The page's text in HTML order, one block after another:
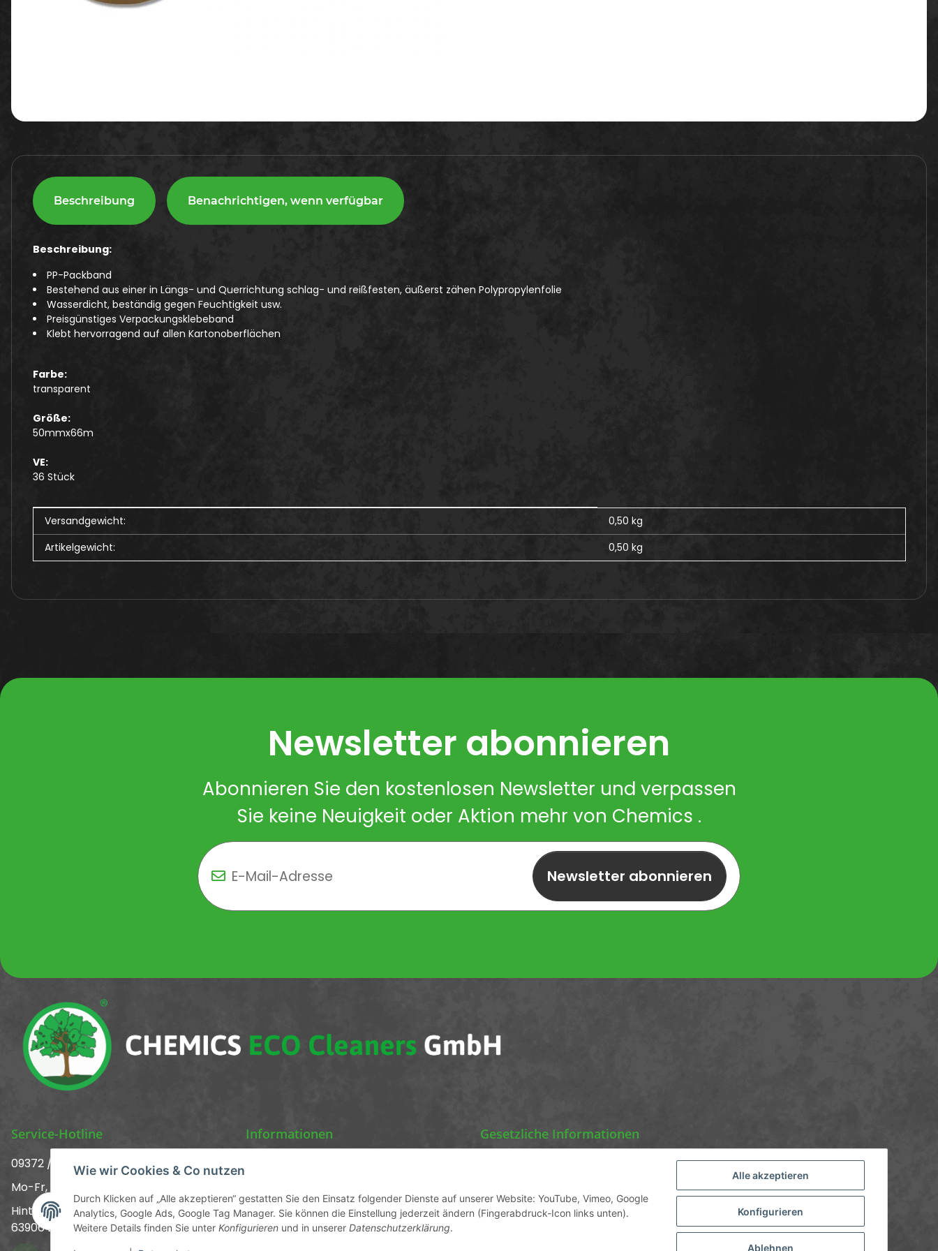
Alle akzeptieren
Konfigurieren
Ablehnen
Wie wir Cookies & Co nutzen
Durch Klicken auf „Alle akzeptieren“ gestatten Sie den Einsatz folgender Dienste auf unserer Website: YouTube, Vimeo, Google
Analytics, Google Ads, Google Tag Manager. Sie können die Einstellung jederzeit ändern (Fingerabdruck-Icon links unten).
Weitere Details finden Sie unter Konfigurieren und in unserer Datenschutzerklärung.
Beschreibung Benachrichtigen, wenn verfügbar
Beschreibung:
PP-Packband
Bestehend aus einer in Längs- und Querrichtung schlag- und reißfesten, äußerst zähen Polypropylenfolie
Wasserdicht, beständig gegen Feuchtigkeit usw.
Preisgünstiges Verpackungsklebeband
Klebt hervorragend auf allen Kartonoberflächen
Farbe:
transparent
Größe:
50mmx66m
VE:
36 Stück
Produkteigenschaft
Wert
Versandgewicht:
0,50 kg
Artikelgewicht:
0,50 kg
Newsletter abonnieren
Abonnieren Sie den kostenlosen Newsletter und verpassen
Sie keine Neuigkeit oder Aktion mehr von Chemics .
Newsletter abonnieren
Service-Hotline
09372 / 70 80 90
Mo-Fr, 09:00-12:00 | 13:00-17:00 Uhr
Hinter den Straßenäckern 11-13
63906 Erlenbach
Informationen
Kontakt
Versandinformationen
Gesetzliche Informationen
AGB
Sitemap